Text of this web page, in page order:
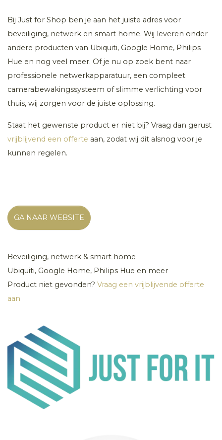
Bij Just for Shop ben je aan het juiste adres voor
beveiliging, netwerk en smart home. Wij leveren onder
andere producten van Ubiquiti, Google Home, Philips
Hue en nog veel meer. Of je nu op zoek bent naar
professionele netwerkapparatuur, een compleet
camerabewakingssysteem of slimme verlichting voor
thuis, wij zorgen voor de juiste oplossing.
Staat het gewenste product er niet bij? Vraag dan gerust
vrijblijvend een offerte aan, zodat wij dit alsnog voor je
kunnen regelen.
GA NAAR WEBSITE
Beveiliging, netwerk & smart home
Ubiquiti, Google Home, Philips Hue en meer
Product niet gevonden? Vraag een vrijblijvende offerte
aan